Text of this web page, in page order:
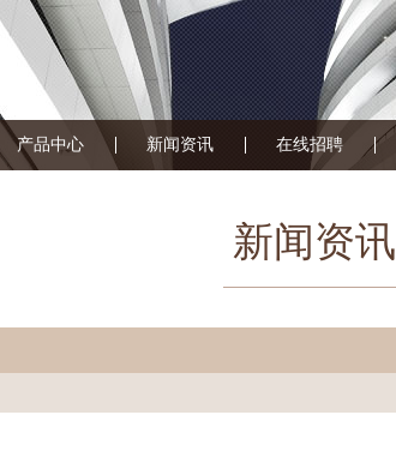
产品中心 新闻资讯 在线招聘
新闻资讯